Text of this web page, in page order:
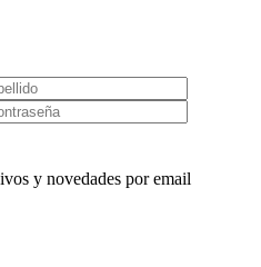
y novedades por email